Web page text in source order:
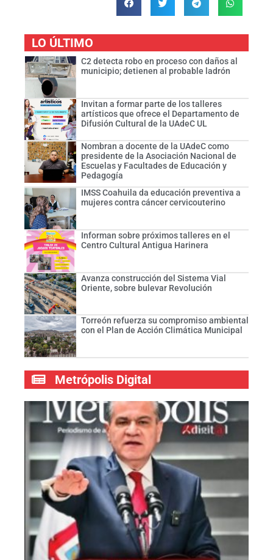
LO ÚLTIMO
C2 detecta robo en proceso con daños al
municipio; detienen al probable ladrón
Invitan a formar parte de los talleres
artísticos que ofrece el Departamento de
Difusión Cultural de la UAdeC UL
Nombran a docente de la UAdeC como
presidente de la Asociación Nacional de
Escuelas y Facultades de Educación y
Pedagogía
IMSS Coahuila da educación preventiva a
mujeres contra cáncer cervicouterino
Informan sobre próximos talleres en el
Centro Cultural Antigua Harinera
Avanza construcción del Sistema Vial
Oriente, sobre bulevar Revolución
Torreón refuerza su compromiso ambiental
con el Plan de Acción Climática Municipal
Metrópolis Digital